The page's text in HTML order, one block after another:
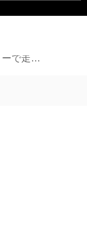
4時間をトラブルフリーで走り切り、開幕2連勝